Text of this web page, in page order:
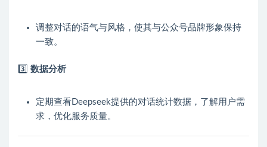
调整对话的语气与风格，使其与公众号品牌形象保持
一致。
3️⃣ 数据分析
定期查看Deepseek提供的对话统计数据，了解用户需
求，优化服务质量。